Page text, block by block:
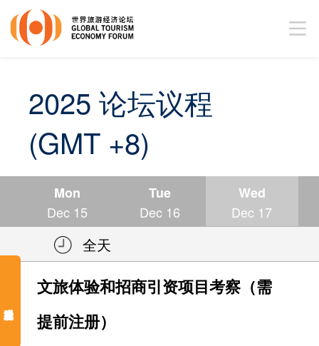
2025 论坛议程
(GMT +8)
Mon
Dec 15
Tue
Dec 16
Wed
Dec 17
全天
文旅体验和招商引资项目考察（需
提前注册）